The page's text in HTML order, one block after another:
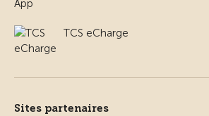
TCS eCharge
Sites partenaires